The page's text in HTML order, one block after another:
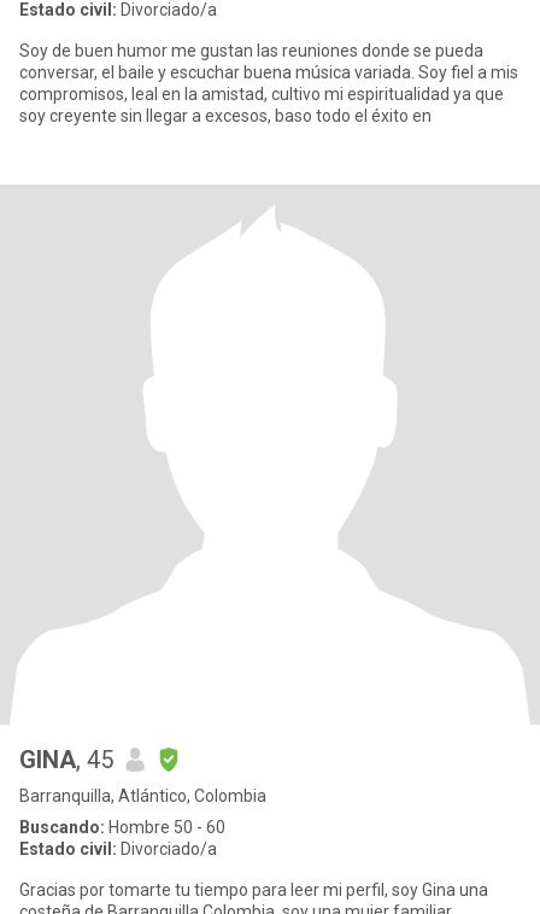
Estado civil: Divorciado/a
Soy de buen humor me gustan las reuniones donde se pueda
conversar, el baile y escuchar buena música variada. Soy fiel a mis
compromisos, leal en la amistad, cultivo mi espiritualidad ya que
soy creyente sin llegar a excesos, baso todo el éxito en
GINA, 45
Barranquilla, Atlántico, Colombia
Buscando: Hombre 50 - 60
Estado civil: Divorciado/a
Gracias por tomarte tu tiempo para leer mi perfil, soy Gina una